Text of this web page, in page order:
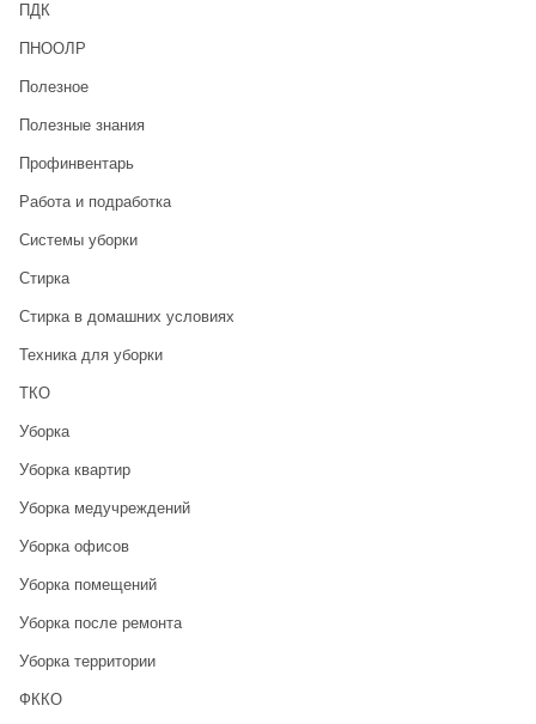
ПДК
ПНООЛР
Полезное
Полезные знания
Профинвентарь
Работа и подработка
Системы уборки
Стирка
Стирка в домашних условиях
Техника для уборки
ТКО
Уборка
Уборка квартир
Уборка медучреждений
Уборка офисов
Уборка помещений
Уборка после ремонта
Уборка территории
ФККО